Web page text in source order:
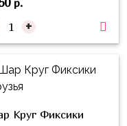
+
Круг Фиксики